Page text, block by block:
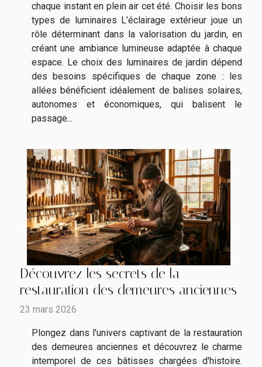
chaque instant en plein air cet été. Choisir les bons
types de luminaires L’éclairage extérieur joue un
rôle déterminant dans la valorisation du jardin, en
créant une ambiance lumineuse adaptée à chaque
espace. Le choix des luminaires de jardin dépend
des besoins spécifiques de chaque zone : les
allées bénéficient idéalement de balises solaires,
autonomes et économiques, qui balisent le
passage...
Découvrez les secrets de la
restauration des demeures anciennes
23 mars 2026
Plongez dans l'univers captivant de la restauration
des demeures anciennes et découvrez le charme
intemporel de ces bâtisses chargées d'histoire.